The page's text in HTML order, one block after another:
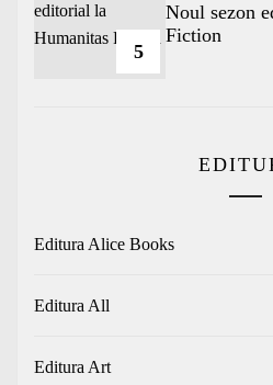
5
​Noul sezon
Fiction
Editura Alice Books
Editura All
Editura Art